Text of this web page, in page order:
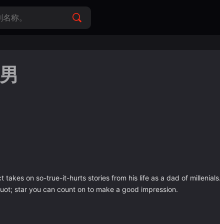
on so-true-it-hurts stories from his life as a dad of
star you can count on to make a good impression.